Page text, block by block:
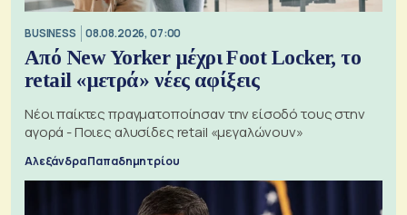
BUSINESS 08.08.2026, 07:00
Από New Yorker μέχρι Foot Locker, το
retail «μετρά» νέες αφίξεις
Νέοι παίκτες πραγματοποίησαν την είσοδό τους στην
αγορά - Ποιες αλυσίδες retail «μεγαλώνουν»
Αλεξάνδρα Παπαδημητρίου